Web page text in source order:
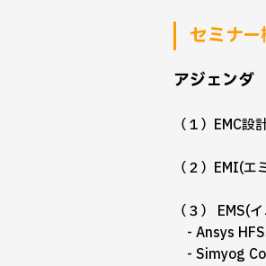
セミナー
アジェンダ
（１）EMC
（２）EMI(
（３） EMS(
- Ansys
- Simyog